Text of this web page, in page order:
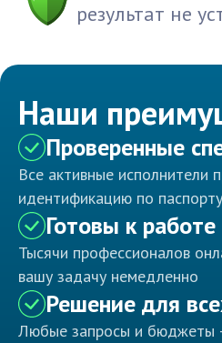
результат не
Наши
Проверенные
Все активные исполнители
идентификацию по паспорту
Готовы к
Тысячи профессионалов
вашу задачу немедленно
Решение для
Любые запросы и бюджеты